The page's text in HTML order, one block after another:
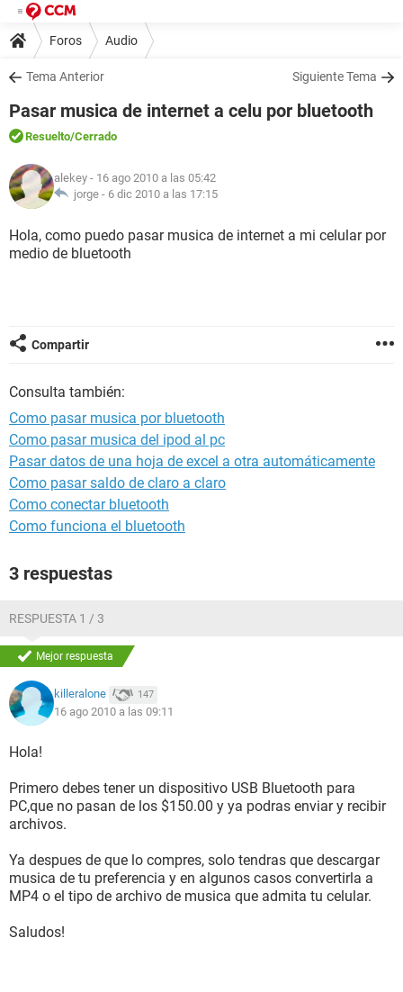
Foros Audio
Tema Anterior Siguiente Tema
Pasar musica de internet a celu por bluetooth
Resuelto/Cerrado
alekey - 16 ago 2010 a las 05:42
jorge - 6 dic 2010 a las 17:15
Hola, como puedo pasar musica de internet a mi celular por
medio de bluetooth
Compartir
Consulta también:
Como pasar musica por bluetooth
Como pasar musica del ipod al pc
Pasar datos de una hoja de excel a otra automáticamente
Como pasar saldo de claro a claro
Como conectar bluetooth
Como funciona el bluetooth
3 respuestas
RESPUESTA 1 / 3
Mejor respuesta
killeralone 147
16 ago 2010 a las 09:11
Hola!
Primero debes tener un dispositivo USB Bluetooth para
PC,que no pasan de los $150.00 y ya podras enviar y recibir
archivos.
Ya despues de que lo compres, solo tendras que descargar
musica de tu preferencia y en algunos casos convertirla a
MP4 o el tipo de archivo de musica que admita tu celular.
Saludos!